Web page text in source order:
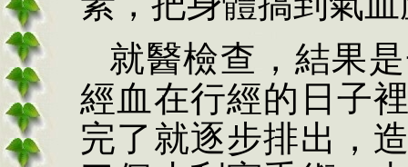
就醫檢查，結果
經血在行經的日子
完了就逐步排出，